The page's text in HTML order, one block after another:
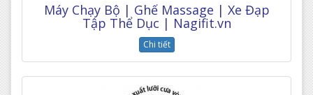
Máy Chạy Bộ | Ghế Massage | Xe Đạp
Tập Thể Dục | Nagifit.vn
Chi tiết